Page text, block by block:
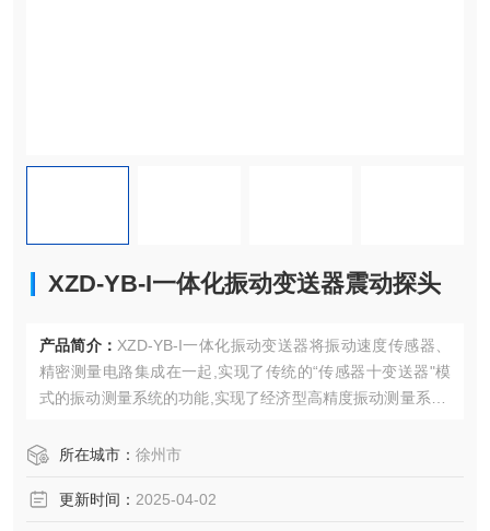
XZD-YB-I一体化振动变送器震动探头
产品简介： XZD-YB-I一体化振动变送器将振动速度传感器、
精密测量电路集成在一起,实现了传统的“传感器十变送器"模
式的振动测量系统的功能,实现了经济型高精度振动测量系统,
工厂设备振动测量的理想选择。XZD-YB-I一体化振动变送器
所在城市： 徐州市
更新时间： 2025-04-02